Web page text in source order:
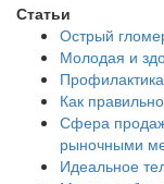
Статьи
Острый
Молодая и
Как
Сфера
рыночными
Идеальное